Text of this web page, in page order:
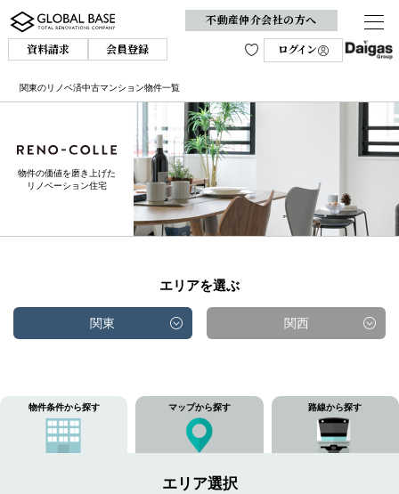
不動産仲介会社の方へ
資料請求
会員登録 ログイン
関東のリノベ済中古マンション物件一覧
物件の価値を磨き上げた
リノベーション住宅
エリアを選ぶ
関東 関西
物件条件から探す マップから探す 路線から探す
エリア選択